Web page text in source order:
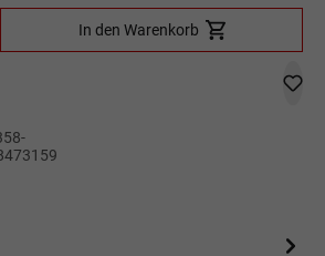
Anzahl: Gib den gewünschten Wert
In den Warenkorb